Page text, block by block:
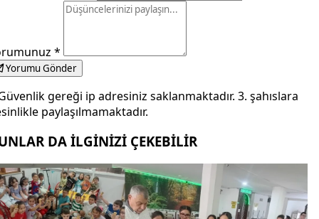
*
Yorumu Gönder
gereği ip adresiniz saklanmaktadır. 3. şahıslara
paylaşılmamaktadır.
DA İLGİNİZİ ÇEKEBİLİR